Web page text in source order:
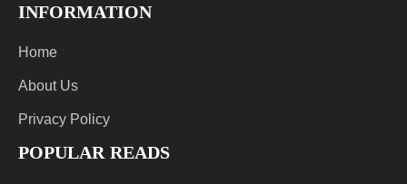
INFORMATION
Home
About Us
Privacy Policy
POPULAR READS